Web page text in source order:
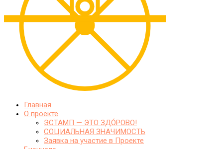
Главная
О проекте
ЭСТАМП — ЭТО ЗДО́РОВО!
СОЦИАЛЬНАЯ ЗНАЧИМОСТЬ
Заявка на участие в Проекте